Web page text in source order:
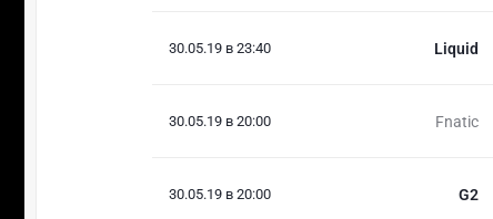
30.05.19 в 23:40 Liquid
30.05.19 в 20:00 Fnatic
30.05.19 в 20:00 G2